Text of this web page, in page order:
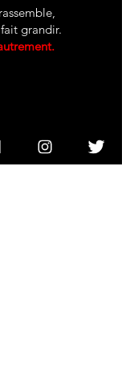
grandir.